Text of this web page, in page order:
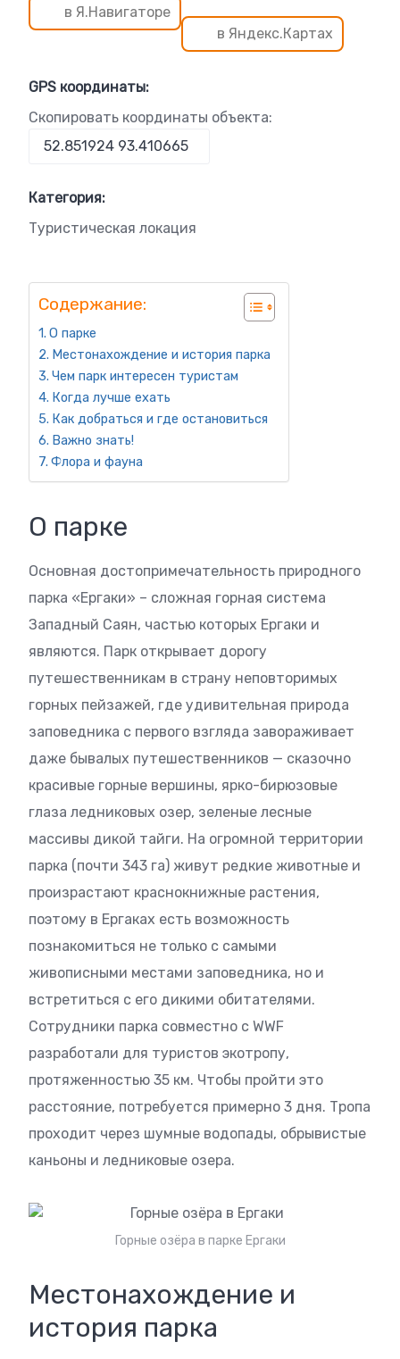
в Я.Навигаторе
в Яндекс.Картах
GPS координаты:
Скопировать координаты объекта:
Категория:
Туристическая локация
Содержание:
О парке
Местонахождение и история парка
Чем парк интересен туристам
Когда лучше ехать
Как добраться и где остановиться
Важно знать!
Флора и фауна
О парке
Основная достопримечательность природного
парка «Ергаки» – сложная горная система
Западный Саян, частью которых Ергаки и
являются. Парк открывает дорогу
путешественникам в страну неповторимых
горных пейзажей, где удивительная природа
заповедника с первого взгляда завораживает
даже бывалых путешественников — сказочно
красивые горные вершины, ярко-бирюзовые
глаза ледниковых озер, зеленые лесные
массивы дикой тайги. На огромной территории
парка (почти 343 га) живут редкие животные и
произрастают краснокнижные растения,
поэтому в Ергаках есть возможность
познакомиться не только с самыми
живописными местами заповедника, но и
встретиться с его дикими обитателями.
Сотрудники парка совместно с WWF
разработали для туристов экотропу,
протяженностью 35 км. Чтобы пройти это
расстояние, потребуется примерно 3 дня. Тропа
проходит через шумные водопады, обрывистые
каньоны и ледниковые озера.
Горные озёра в парке Ергаки
Местонахождение и
история парка